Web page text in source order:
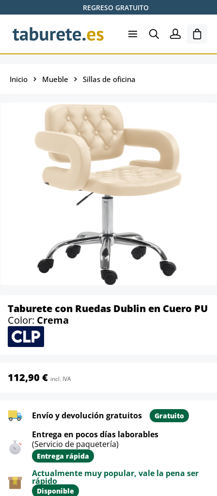
Saltar al contenido principalREGRESO GRATUITO
El
Inicio Mueble Sillas de oficina
Taburete con Ruedas Dublin en Cuero PU
Color: Crema
112,90 € incl. IVA
Envío y devolución gratuitos Gratuito
Entrega en pocos días laborables
(Servicio de paquetería)
Entrega rápida
Actualmente muy popular, vale la pena ser
rápido
Disponible